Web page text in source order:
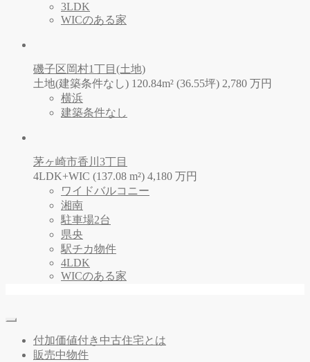
3LDK
WICのある家
磯子区岡村1丁目(土地)
土地(建築条件なし) 120.84m² (36.55坪) 2,780 万円
横浜
建築条件なし
茅ヶ崎市香川3丁目
4LDK+WIC (137.08 m²) 4,180 万円
ワイドバルコニー
湘南
駐車場2台
県央
駅チカ物件
4LDK
WICのある家
付加価値付き中古住宅とは
販売中物件